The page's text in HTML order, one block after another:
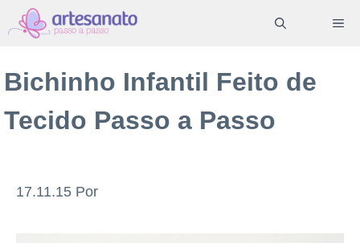
Pular
para
conteúdo
Bichinho Infantil Feito de
Tecido Passo a Passo
17.11.15 Por